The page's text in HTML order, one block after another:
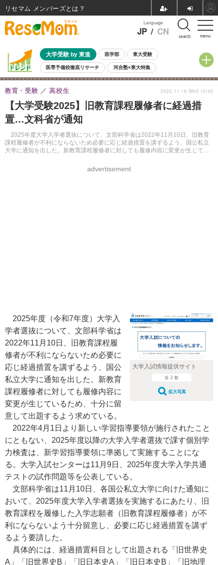
menu
Language
JP / CN search
大学受験 by 東進 医学部 東大受験
医専予備校徹底リサーチ 河合塾×東大特集
親子で考える大学選び 高校受験 中学受験 小学校受験
共通テスト 夏休み
8月開催イベント・WS 全国公立高校 過去問 人気記事
自由研究教材（小学生向け）
【大学受験2025】旧教育課程履修者に経過措
置…文科省が通知
2025年度大学入学者選抜について、文部科学省は2022年11月10日、旧教育
課程履修者が不利にならないため必要に応じ経過措置を講ずるよう、国公私立
大学に通知を出した。新教育課程履修者に対しても履修内容に変更が生じてい
教育・受験 高校生
advertisement
2022.11.16 Wed 15:45
大学入試情報提供サイト
全 2 枚
拡大写真
2025年度（令和7年度）大学入
学者選抜について、文部科学省は
2022年11月10日、旧教育課程履
修者が不利にならないため必要に
応じ経過措置を講ずるよう、国公
私立大学に通知を出した。新教育
課程履修者に対しても履修内容に
変更が生じているため、十分に留
意して出題するよう求めている。
2022年4月1日より新しい学習指導要領が施行されたこと
にともない、2025年度以降の大学入学者選抜で課す個別学
力検査は、新学習指導要領に準拠して実施することにな
る。大学入試センターは11月9日、2025年度大学入学共通
テストの試作問題等を公表している。
文部科学省は11月10日、各国公私立大学に向けた通知に
おいて、2025年度大学入学者選抜を実施するにあたり、旧
教育課程を履修した入学志願者（旧教育課程履修者）が不
利にならないよう十分留意し、必要に応じ経過措置を講ず
るよう要請した。
具体的には、経過措置科目として出題される「旧世界史
A」「旧世界史B」「旧日本史A」「旧日本史B」「旧地理
リセマム メンバーズ